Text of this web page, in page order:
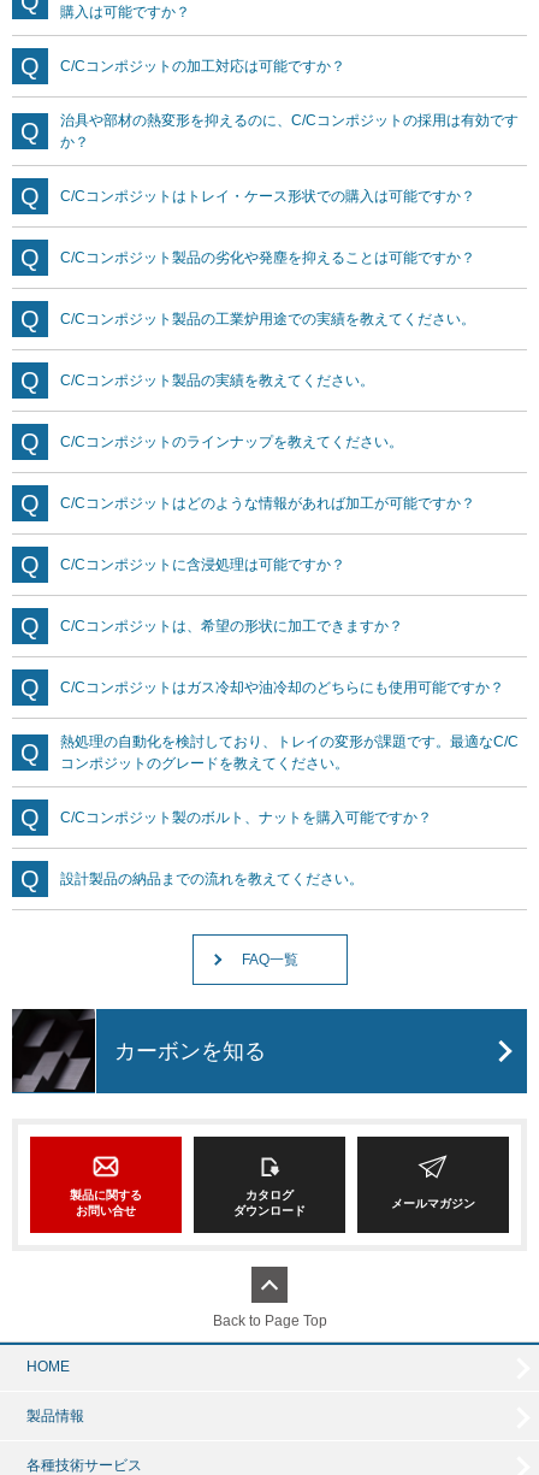
購入は可能ですか？
C/Cコンポジットの加工対応は可能ですか？
治具や部材の熱変形を抑えるのに、C/Cコンポジットの採用は有効です
か？
C/Cコンポジットはトレイ・ケース形状での購入は可能ですか？
C/Cコンポジット製品の劣化や発塵を抑えることは可能ですか？
C/Cコンポジット製品の工業炉用途での実績を教えてください。
C/Cコンポジット製品の実績を教えてください。
C/Cコンポジットのラインナップを教えてください。
C/Cコンポジットはどのような情報があれば加工が可能ですか？
C/Cコンポジットに含浸処理は可能ですか？
C/Cコンポジットは、希望の形状に加工できますか？
C/Cコンポジットはガス冷却や油冷却のどちらにも使用可能ですか？
熱処理の自動化を検討しており、トレイの変形が課題です。最適なC/C
コンポジットのグレードを教えてください。
C/Cコンポジット製のボルト、ナットを購入可能ですか？
設計製品の納品までの流れを教えてください。
FAQ一覧
カーボンを知る
製品に関する
お問い合せ
カタログ
ダウンロード
メールマガジン
Back to Page Top
HOME
製品情報
各種技術サービス